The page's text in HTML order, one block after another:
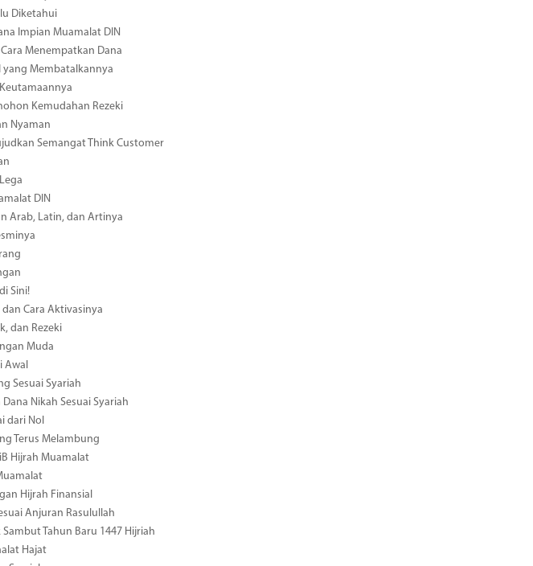
Diketahui
Impian Muamalat DIN
Menempatkan Dana
yang Membatalkannya
Kemudahan Rezeki
Nyaman
Semangat Think Customer
DIN
Arab, Latin, dan Artinya
Sini!
Cara Aktivasinya
dan Rezeki
Muda
Awal
Sesuai Syariah
Nikah Sesuai Syariah
dari Nol
Terus Melambung
Hijrah Muamalat
Hijrah Finansial
Anjuran Rasulullah
Tahun Baru 1447 Hijriah
Hajat